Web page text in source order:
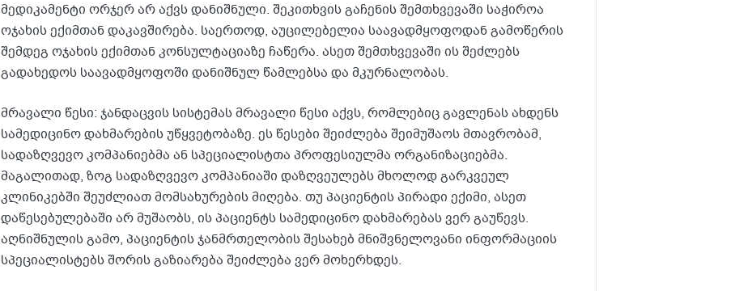
მედიკამენტი ორჯერ არ აქვს დანიშნული. შეკითხვის გაჩენის შემთხვევაში საჭიროა
ოჯახის ექიმთან დაკავშირება. საერთოდ, აუცილებელია საავადმყოფოდან გამოწერის
შემდეგ ოჯახის ექიმთან კონსულტაციაზე ჩაწერა. ასეთ შემთხვევაში ის შეძლებს
გადახედოს საავადმყოფოში დანიშნულ წამლებსა და მკურნალობას.
მრავალი წესი: ჯანდაცვის სისტემას მრავალი წესი აქვს, რომლებიც გავლენას ახდენს
სამედიცინო დახმარების უწყვეტობაზე. ეს წესები შეიძლება შეიმუშაოს მთავრობამ,
სადაზღვევო კომპანიებმა ან სპეციალისტთა პროფესიულმა ორგანიზაციებმა.
მაგალითად, ზოგ სადაზღვევო კომპანიაში დაზღვეულებს მხოლოდ გარკვეულ
კლინიკებში შეუძლიათ მომსახურების მიღება. თუ პაციენტის პირადი ექიმი, ასეთ
დაწესებულებაში არ მუშაობს, ის პაციენტს სამედიცინო დახმარებას ვერ გაუწევს.
აღნიშნულის გამო, პაციენტის ჯანმრთელობის შესახებ მნიშვნელოვანი ინფორმაციის
სპეციალისტებს შორის გაზიარება შეიძლება ვერ მოხერხდეს.